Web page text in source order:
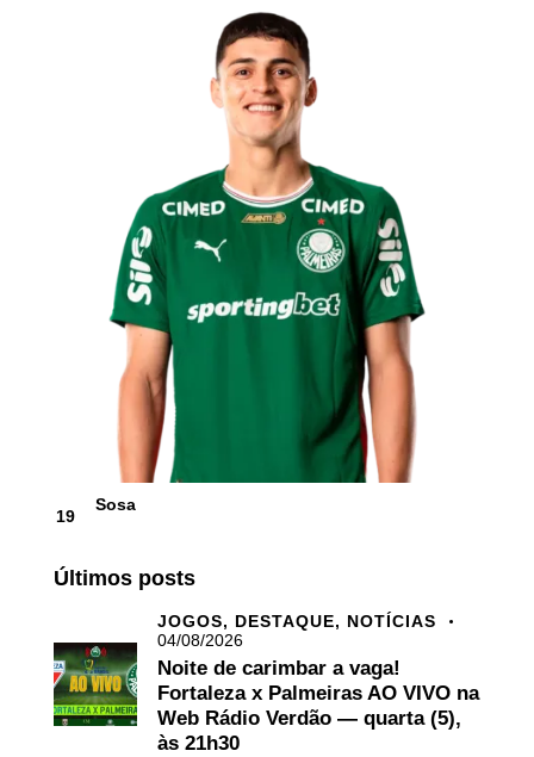
19
Sosa
Últimos posts
JOGOS, DESTAQUE, NOTÍCIAS
04/08/2026
Noite de carimbar a vaga!
Fortaleza x Palmeiras AO VIVO na
Web Rádio Verdão — quarta (5),
às 21h30